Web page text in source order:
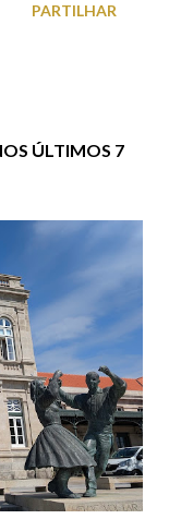
PARTILHAR
ÚLTIMOS 7